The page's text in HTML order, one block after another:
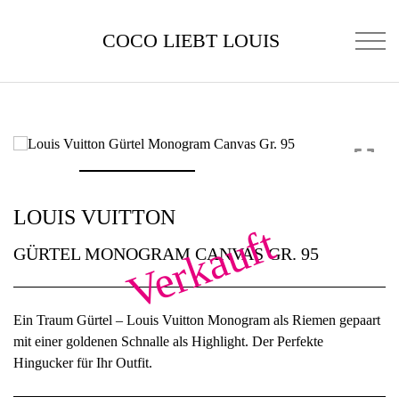
COCO LIEBT LOUIS
Verkauft
LOUIS VUITTON
GÜRTEL MONOGRAM CANVAS GR. 95
Ein Traum Gürtel – Louis Vuitton Monogram als Riemen gepaart
mit einer goldenen Schnalle als Highlight. Der Perfekte
Hingucker für Ihr Outfit.